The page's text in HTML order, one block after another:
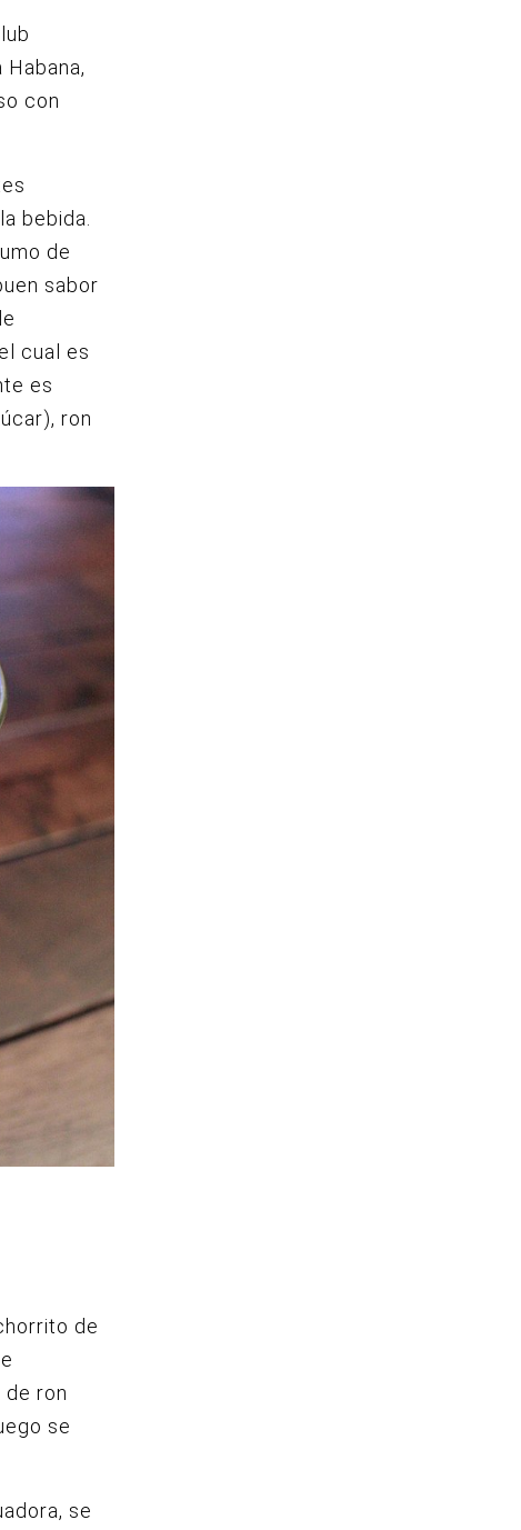
con
bebida.
de
sabor
cual es
es
ron
de
de ron
se
se